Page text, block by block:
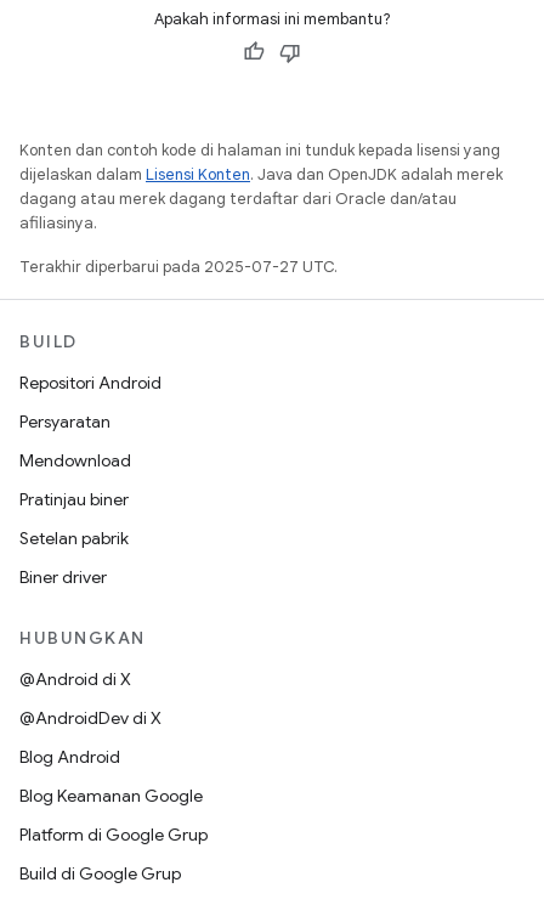
Apakah informasi ini membantu?
Konten dan contoh kode di halaman ini tunduk kepada lisensi yang
dijelaskan dalam Lisensi Konten. Java dan OpenJDK adalah merek
dagang atau merek dagang terdaftar dari Oracle dan/atau
afiliasinya.
Terakhir diperbarui pada 2025-07-27 UTC.
BUILD
Repositori Android
Persyaratan
Mendownload
Pratinjau biner
Setelan pabrik
Biner driver
HUBUNGKAN
@Android di X
@AndroidDev di X
Blog Android
Blog Keamanan Google
Platform di Google Grup
Build di Google Grup